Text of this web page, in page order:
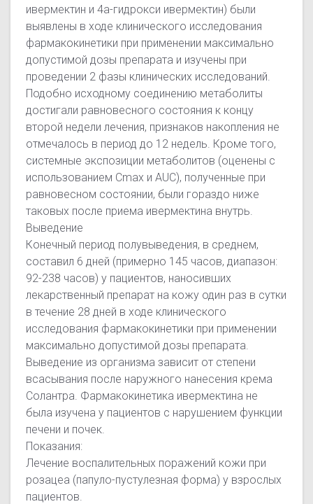
ивермектин и 4а-гидрокси ивермектин) были
выявлены в ходе клинического исследования
фармакокинетики при применении максимально
допустимой дозы препарата и изучены при
проведении 2 фазы клинических исследований.
Подобно исходному соединению метаболиты
достигали равновесного состояния к концу
второй недели лечения, признаков накопления не
отмечалось в период до 12 недель. Кроме того,
системные экспозиции метаболитов (оценены с
использованием Сmах и AUC), полученные при
равновесном состоянии, были гораздо ниже
таковых после приема ивермектина внутрь.
Выведение
Конечный период полувыведения, в среднем,
составил 6 дней (примерно 145 часов, диапазон:
92-238 часов) у пациентов, наносивших
лекарственный препарат на кожу один раз в сутки
в течение 28 дней в ходе клинического
исследования фармакокинетики при применении
максимально допустимой дозы препарата.
Выведение из организма зависит от степени
всасывания после наружного нанесения крема
Солантра. Фармакокинетика ивермектина не
была изучена у пациентов с нарушением функции
печени и почек.
Показания:
Лечение воспалительных поражений кожи при
розацеа (папуло-пустулезная форма) у взрослых
пациентов.